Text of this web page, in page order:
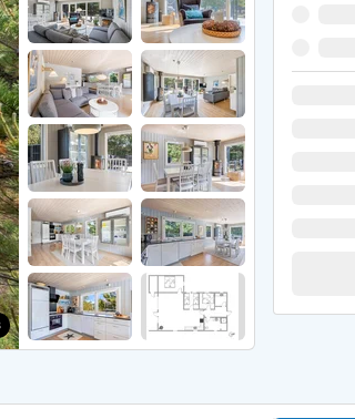
i Lodbjerg Hede
i Nr. Lyngvig
på Rømø
i Søndervig
i Skodbjerge
i Thorsminde
i Vedersø Klit
i Vejers Strand
i Vester Husby